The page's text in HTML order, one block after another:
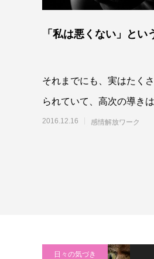
「私は悪くない」とい
それまでにも、実はたく
られていて、高次の導き
歩みを傍観しているわけ
2016.12.16 感情解放ワーク
日々の気づき